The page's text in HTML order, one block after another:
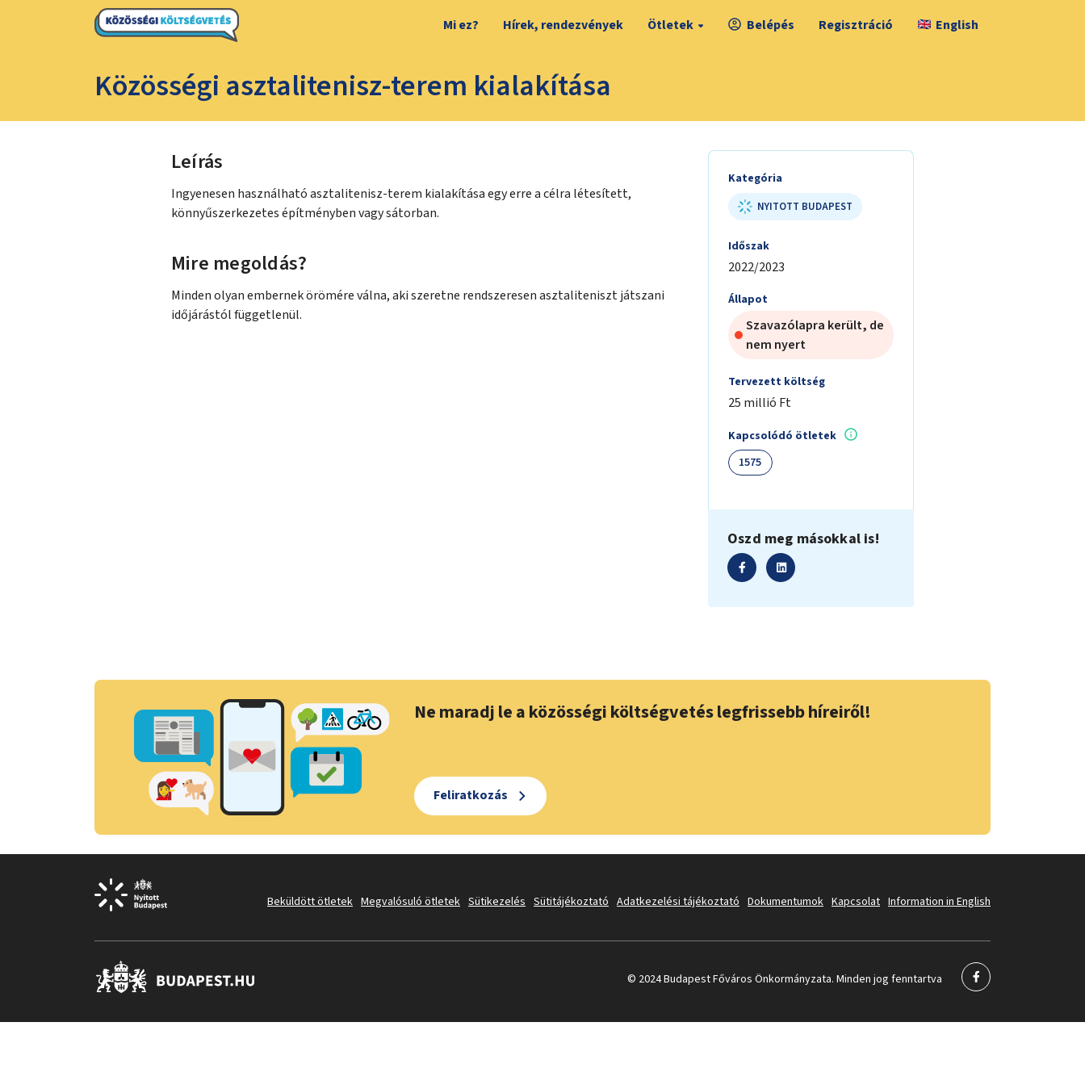
Mi ez? Hírek, rendezvények Ötletek Belépés Regisztráció English
Közösségi asztalitenisz-terem kialakítása
Leírás
Ingyenesen használható asztalitenisz-terem kialakítása egy erre a célra létesített,
könnyűszerkezetes építményben vagy sátorban.
Mire megoldás?
Minden olyan embernek örömére válna, aki szeretne rendszeresen asztaliteniszt játszani
időjárástól függetlenül.
Kategória
NYITOTT BUDAPEST
Időszak
2022/2023
Állapot
Szavazólapra került, de
nem nyert
Tervezett költség
25 millió Ft
Kapcsolódó ötletek
1575
Oszd meg másokkal is!
Ne maradj le a közösségi költségvetés legfrissebb híreiről!
Feliratkozás
Beküldött ötletek Megvalósuló ötletek Sütikezelés Sütitájékoztató Adatkezelési tájékoztató Dokumentumok Kapcsolat Information in English
© 2024 Budapest Főváros Önkormányzata. Minden jog fenntartva